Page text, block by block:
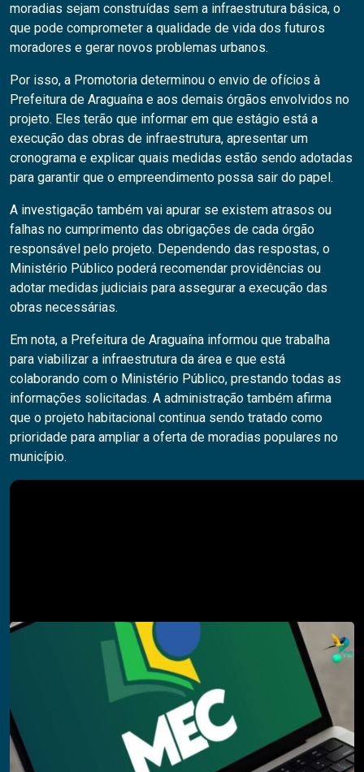
moradias sejam construídas sem a infraestrutura básica, o
que pode comprometer a qualidade de vida dos futuros
moradores e gerar novos problemas urbanos.
Por isso, a Promotoria determinou o envio de ofícios à
Prefeitura de Araguaína e aos demais órgãos envolvidos no
projeto. Eles terão que informar em que estágio está a
execução das obras de infraestrutura, apresentar um
cronograma e explicar quais medidas estão sendo adotadas
para garantir que o empreendimento possa sair do papel.
A investigação também vai apurar se existem atrasos ou
falhas no cumprimento das obrigações de cada órgão
responsável pelo projeto. Dependendo das respostas, o
Ministério Público poderá recomendar providências ou
adotar medidas judiciais para assegurar a execução das
obras necessárias.
Em nota, a Prefeitura de Araguaína informou que trabalha
para viabilizar a infraestrutura da área e que está
colaborando com o Ministério Público, prestando todas as
informações solicitadas. A administração também afirma
que o projeto habitacional continua sendo tratado como
prioridade para ampliar a oferta de moradias populares no
município.